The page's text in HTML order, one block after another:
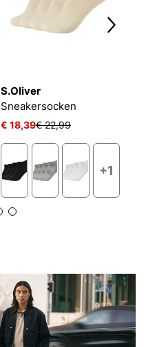
S.Oliver
Sneakersocken
€ 18,39€ 22,99
+1